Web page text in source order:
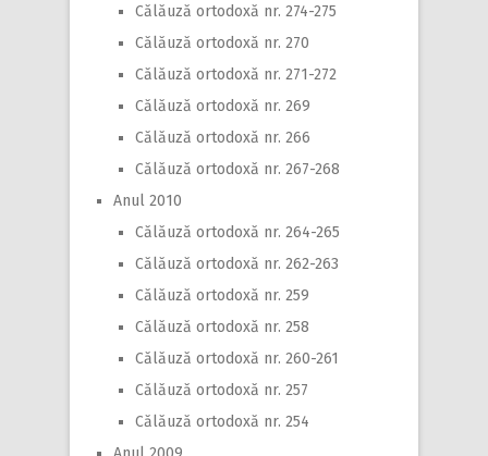
Călăuză ortodoxă nr. 274-275
Călăuză ortodoxă nr. 270
Călăuză ortodoxă nr. 271-272
Călăuză ortodoxă nr. 269
Călăuză ortodoxă nr. 266
Călăuză ortodoxă nr. 267-268
Anul 2010
Călăuză ortodoxă nr. 264-265
Călăuză ortodoxă nr. 262-263
Călăuză ortodoxă nr. 259
Călăuză ortodoxă nr. 258
Călăuză ortodoxă nr. 260-261
Călăuză ortodoxă nr. 257
Călăuză ortodoxă nr. 254